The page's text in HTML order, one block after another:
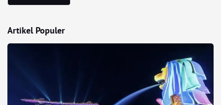
Artikel Populer